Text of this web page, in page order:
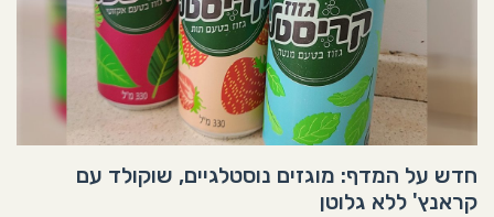
חדש על המדף: מוגזים נוסטלגיים, שוקולד עם
קראנץ' ללא גלוטן